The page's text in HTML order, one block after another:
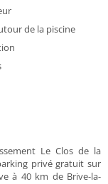
de la piscine
Le Clos de la
privé gratuit sur
à 40 km de Brive-la-